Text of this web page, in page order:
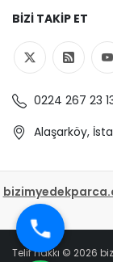
BIZI TAKIP ET
0224 267 23
Alaşarköy,
Telif hakkı © 2026